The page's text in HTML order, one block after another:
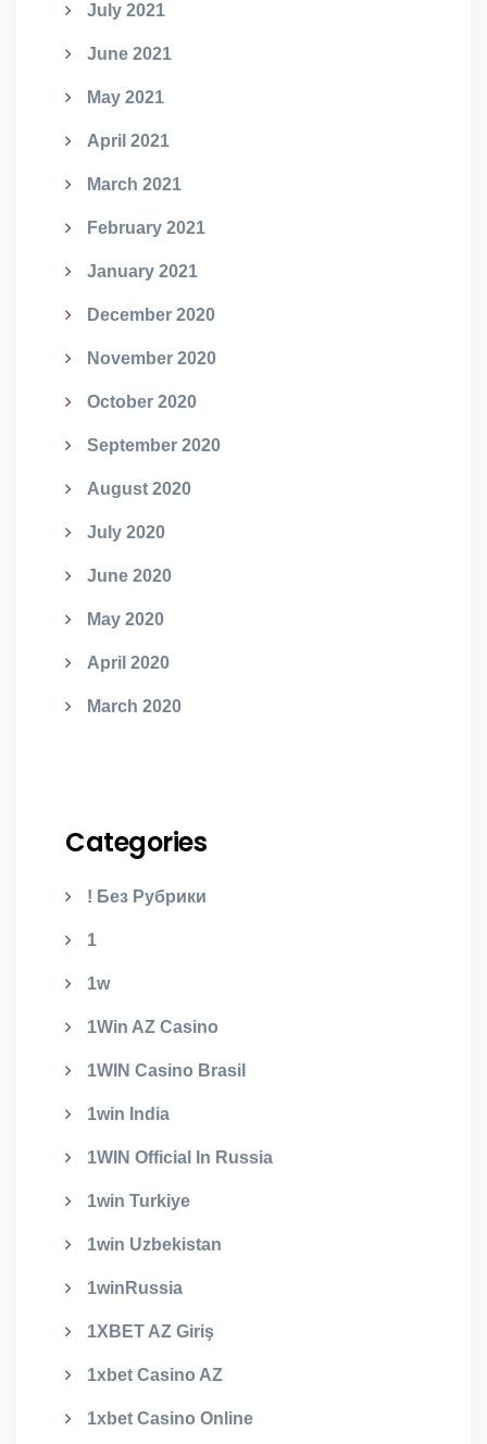
July 2021
June 2021
May 2021
April 2021
March 2021
February 2021
January 2021
December 2020
November 2020
October 2020
September 2020
August 2020
July 2020
June 2020
May 2020
April 2020
March 2020
Categories
! Без Рубрики
1
1w
1Win AZ Casino
1WIN Casino Brasil
1win India
1WIN Official In Russia
1win Turkiye
1win Uzbekistan
1winRussia
1XBET AZ Giriş
1xbet Casino AZ
1xbet Casino Online